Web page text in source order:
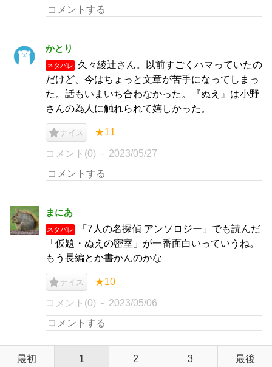
かとり
ネタバレ
久々綾辻さん。以前すごくハマっていたの
だけど、今はちょっと文章が苦手になってしまっ
た。話もいまいち合わなかった。『ぬえ』は小野
さんの為人に触れられて嬉しかった。
ナイス ★11
コメント(0) 2023/05/27
まにあ
ネタバレ
「7人の名探偵 アンソロジー」でも読んだ
「仮題・ぬえの密室」が一番面白いっていうね。
もう長編とか書かんのかな
ナイス ★10
コメント(0) 2023/05/06
最初 1 2 3 最後